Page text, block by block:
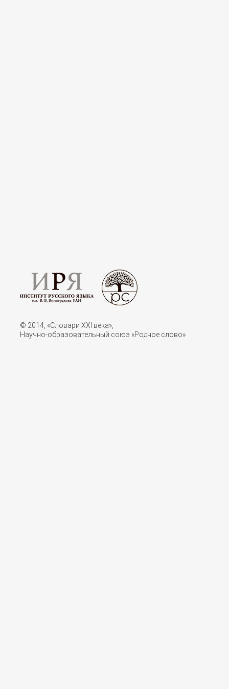
© 2014, «Словари XXI векa»,
Научно-образовательный союз «Родное слово»